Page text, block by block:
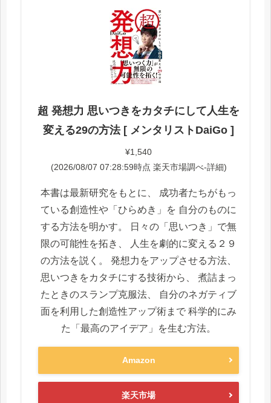
超 発想力 思いつきをカタチにして人生を
変える29の方法 [ メンタリストDaiGo ]
¥1,540
(2026/08/07 07:28:59時点 楽天市場調べ-詳細)
本書は最新研究をもとに、 成功者たちがもっ
ている創造性や「ひらめき」を 自分のものに
する方法を明かす。 日々の「思いつき」で無
限の可能性を拓き、 人生を劇的に変える２９
の方法を説く。 発想力をアップさせる方法、
思いつきをカタチにする技術から、 煮詰まっ
たときのスランプ克服法、 自分のネガティブ
面を利用した創造性アップ術まで 科学的にみ
た「最高のアイデア」を生む方法。
Amazon
楽天市場